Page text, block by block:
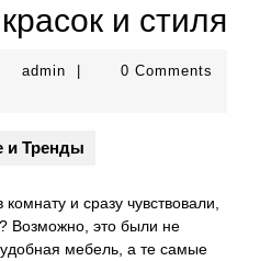
и стиля
adminadmin
0 Comments
и Тренды
и сразу чувствовали,
Возможно, это были не
мебель, а те самые